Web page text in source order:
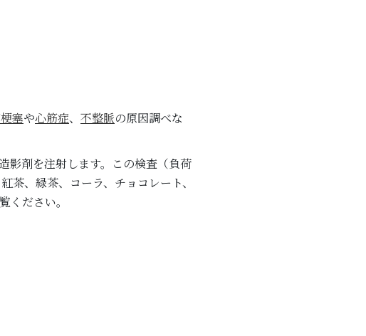
塞や心筋症、 不整脈の原因調べな
影剤を注射します。この検査（負荷
、緑茶、コーラ、チョコレート、
ださい。